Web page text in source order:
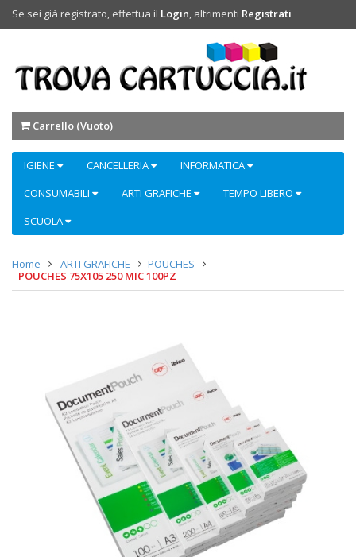
Se sei già registrato, effettua il Login, altrimenti Registrati
Carrello (Vuoto)
IGIENE CANCELLERIA
INFORMATICA
CONSUMABILI
ARTI GRAFICHE
TEMPO LIBERO
SCUOLA
Home ARTI GRAFICHE
POUCHES
POUCHES 75X105 250 MIC 100PZ